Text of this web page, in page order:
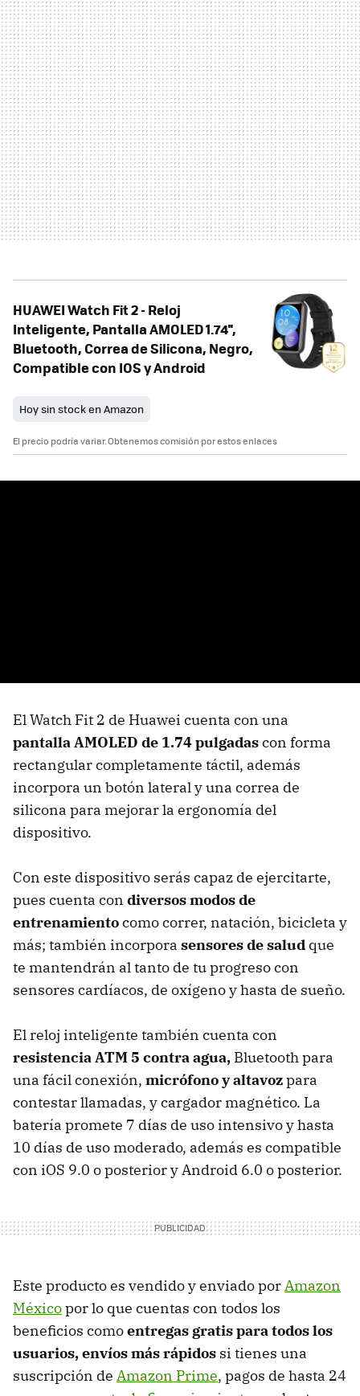
HUAWEI Watch Fit 2 - Reloj
Inteligente, Pantalla AMOLED 1.74'',
Bluetooth, Correa de Silicona, Negro,
Compatible con IOS y Android
Hoy sin stock en Amazon
El precio podría variar. Obtenemos comisión por estos enlaces
El Watch Fit 2 de Huawei cuenta con una
pantalla AMOLED de 1.74 pulgadascon forma
rectangular completamente táctil, además
incorpora un botón lateral y una correa de
silicona para mejorar la ergonomía del
dispositivo.
Con este dispositivo serás capaz de ejercitarte,
pues cuenta con diversos modos de
entrenamientocomo correr, natación, bicicleta y
más; también incorpora sensores de salud que
te mantendrán al tanto de tu progreso con
sensores cardíacos, de oxígeno y hasta de sueño.
El reloj inteligente también cuenta con
resistencia ATM 5 contra agua, Bluetooth para
una fácil conexión, micrófono y altavozpara
contestar llamadas, y cargador magnético. La
batería promete 7 días de uso intensivo y hasta
10 días de uso moderado, además es compatible
con iOS 9.0 o posterior y Android 6.0 o posterior.
Este producto es vendido y enviado porAmazon
Méxicopor lo que cuentas con todos los
beneficios comoentregas gratis para todos los
usuarios, envíos más rápidos si tienes una
suscripción de Amazon Prime, pagos de hasta 24